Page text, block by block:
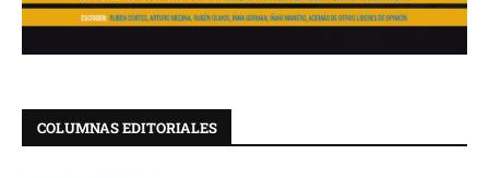
COLUMNAS EDITORIALES